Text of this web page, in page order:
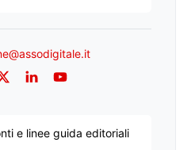
TwitterLinkedInYouTube
e linee guida editoriali